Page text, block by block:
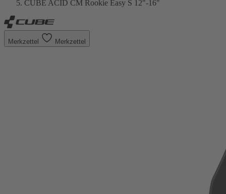
CUBE ACID CM Rookie Easy S 12"-16"
Merkzettel Merkzettel